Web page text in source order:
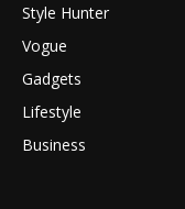
Style Hunter
Vogue
Gadgets
Lifestyle
Business